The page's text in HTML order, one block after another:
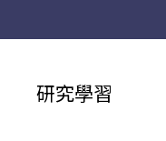
研究學習